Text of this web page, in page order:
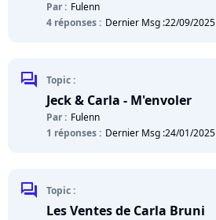
Par : Fulenn
4 réponses : Dernier Msg :22/09/2025
chat Topic :
Jeck & Carla - M'envoler
Par : Fulenn
1 réponses : Dernier Msg :24/01/2025
chat Topic :
Les Ventes de Carla Bruni